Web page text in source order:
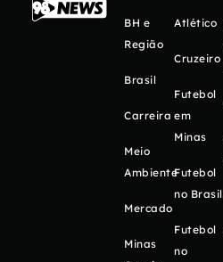
BH e
Região
Brasil
Carreira
Meio
Ambiente
Mercado
Minas
Atlético
Cruzeiro
Futebol
em
Minas
Futebol
no Brasil
Futebol
no